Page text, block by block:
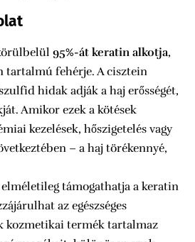
95%-át keratin alkotja,
tartalmú fehérje. A cisztein
hidak adják a haj erősségét,
Amikor ezek a kötések
kezelések, hőszigetelés vagy
– a haj törékennyé,
támogathatja a keratin
az egészséges
kozmetikai termék tartalmaz